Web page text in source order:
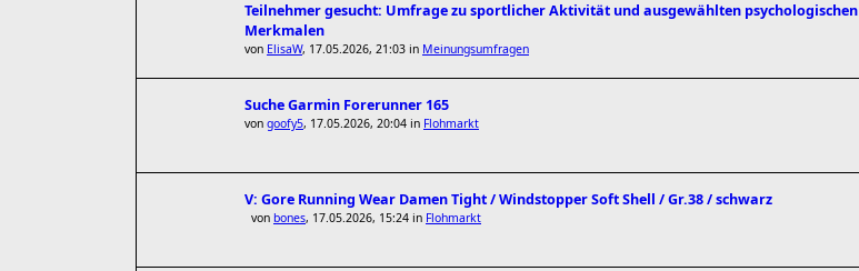
Teilnehmer gesucht: Umfrage zu sportlicher Aktivität und ausgewählten psychologischen
Merkmalen
von ElisaW, 17.05.2026, 21:03 in Meinungsumfragen
Suche Garmin Forerunner 165
von goofy5, 17.05.2026, 20:04 in Flohmarkt
V: Gore Running Wear Damen Tight / Windstopper Soft Shell / Gr.38 / schwarz
von bones, 17.05.2026, 15:24 in Flohmarkt